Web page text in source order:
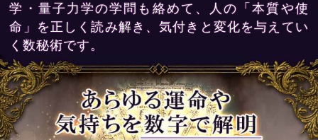
学・量子力学の学問も絡めて、人の「本質や使
命」を正しく読み解き、気付きと変化を与えてい
く数秘術です。